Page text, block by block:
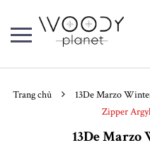
Trang chủ 13De Marzo
Zipper
13De Marzo